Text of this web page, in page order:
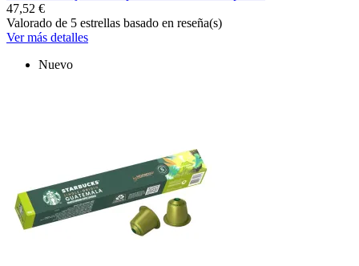
47,52 €
Valorado de 5 estrellas basado en reseña(s)
Ver más detalles
Nuevo